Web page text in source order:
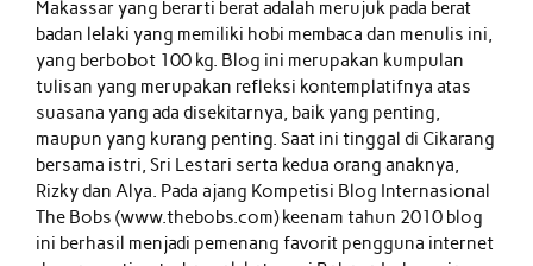
Makassar yang berarti berat adalah merujuk pada berat
badan lelaki yang memiliki hobi membaca dan menulis ini,
yang berbobot 100 kg. Blog ini merupakan kumpulan
tulisan yang merupakan refleksi kontemplatifnya atas
suasana yang ada disekitarnya, baik yang penting,
maupun yang kurang penting. Saat ini tinggal di Cikarang
bersama istri, Sri Lestari serta kedua orang anaknya,
Rizky dan Alya. Pada ajang Kompetisi Blog Internasional
The Bobs (www.thebobs.com) keenam tahun 2010 blog
ini berhasil menjadi pemenang favorit pengguna internet